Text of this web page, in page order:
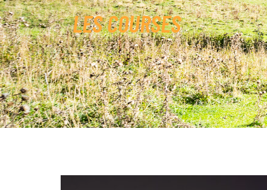
LES COURSES